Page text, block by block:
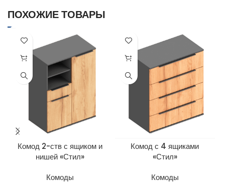
ПОХОЖИЕ ТОВАРЫ
Комод 2-ств с ящиком и
нишей «Стил»
Комоды
Комод с 4 ящиками
«Стил»
Комоды